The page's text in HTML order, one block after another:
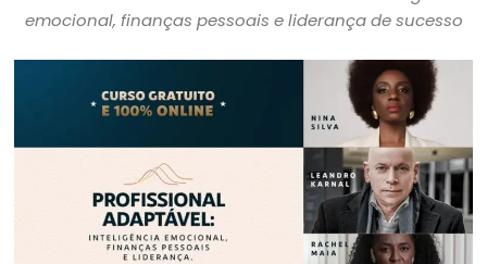
emocional, finanças pessoais e liderança de sucesso